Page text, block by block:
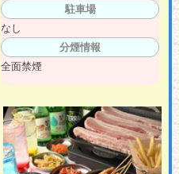
駐車場
なし
分煙情報
全面禁煙